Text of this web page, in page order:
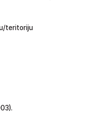
teritoriju